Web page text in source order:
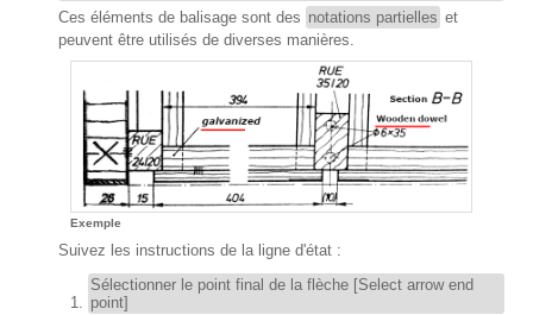
Ces éléments de balisage sont des notations partielles et
peuvent être utilisés de diverses manières.
Exemple
Suivez les instructions de la ligne d'état :
Sélectionner le point final de la flèche [Select arrow end
point]